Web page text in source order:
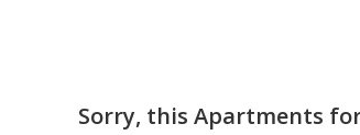
Sorry, this Apartments